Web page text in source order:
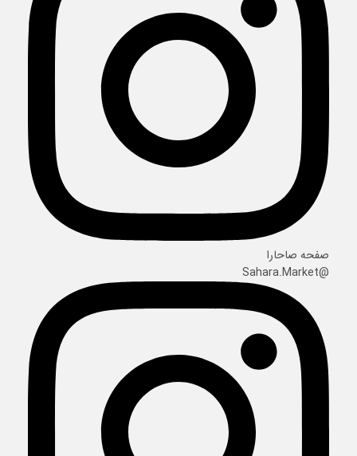
صفحه صاحارا
@Sahara.Market